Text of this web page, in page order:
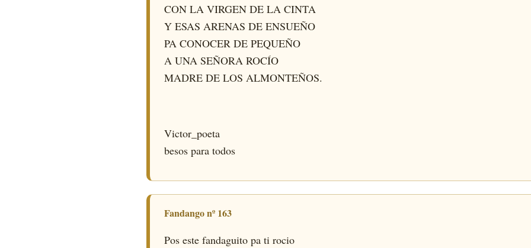
CON LA VIRGEN DE LA CINTA
Y ESAS ARENAS DE ENSUEÑO
PA CONOCER DE PEQUEÑO
A UNA SEÑORA ROCÍO
MADRE DE LOS ALMONTEÑOS.
Victor_poeta
besos para todos
Fandango nº 163
Pos este fandaguito pa ti rocio